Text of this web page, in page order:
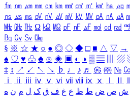
㎙ ㎚ ㎛ ㎜ ㎝ ㎞ ㎟ ㎠ ㎡ ㎢ ㏊ ㎍
㎱ ㎲ ㎳ ㎴ ㎵ ㎶ ㎷ ㎸ ㎹ ㎀ ㎁ ㎂
㎒ ㎓ ㎔ Ω ㏀ ㏁ ㎊ ㎋ ㎌ ㏖ ㏅ ㎭
㏃ ㏉ ㏜ ㏆
§ ※ ☆ ★ ○ ● ◎ ◇ ◆ □ ■ △ ▽ →
♠ ♡ ♥ ♧ ♣ ⊙ ◈ ▣ ◐ ◑ ▒ ▤ ▨
‡ ↕ ↗ ↙ ↖ ↘ ♭ ♩ ♪ ♬ ㉿ ㈜ №
ⅰ
ⅱ ⅲ ⅳ ⅴ ⅵ ⅶ ⅷ ⅸ ⅹ
ش ص ض ط ظ ع غ ف ق ک ل م ن ه